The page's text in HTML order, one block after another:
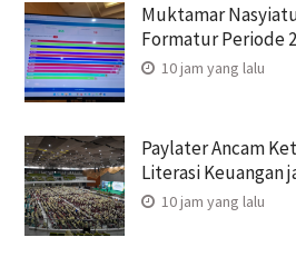
Muktamar
Formatur Periode
10 jam yang lalu
Paylater Ancam
Literasi Keuangan
10 jam yang lalu